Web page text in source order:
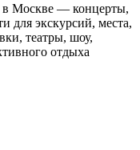
Москве — концерты,
для экскурсий, места,
театры, шоу,
отдыха